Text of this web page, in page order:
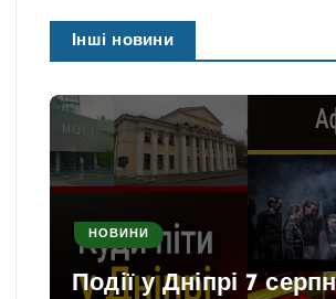
Інші новини
НОВИНИ
Події у Дніпрі 7